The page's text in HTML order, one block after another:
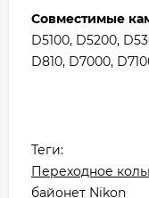
Совместимые
D5100, D5200,
D810, D7000,
Теги:
Переходное
байонет Nikon